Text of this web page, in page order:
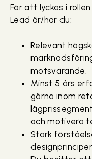
För att lyckas i
Lead är/har du:
Relevant
motsvarande.
Minst 5 års
gärna inom
och motivera
Stark